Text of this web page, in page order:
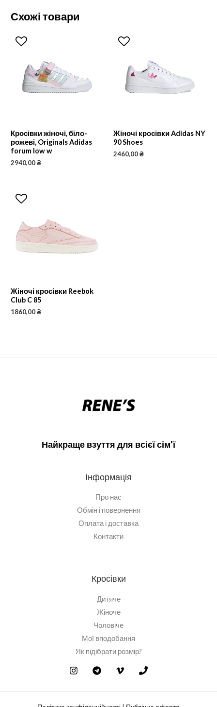
Схожі товари
Кросівки жіночі, біло-
рожеві, Originals Adidas
forum low w
2940,00₴
Жіночі кросівки Adidas NY
90 Shoes
2460,00₴
Жіночі кросівки Reebok
Club C 85
1860,00₴
Найкраще взуття для всієї сім'ї
Інформація
Про нас
Обмін і повернення
Оплата і доставка
Контакти
Кросівки
Дитяче
Жіноче
Чоловіче
Мої вподобання
Як підібрати розмір?